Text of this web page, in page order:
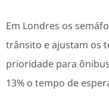
Em Londres os
trânsito e ajustam os
prioridade para
13% o tempo de